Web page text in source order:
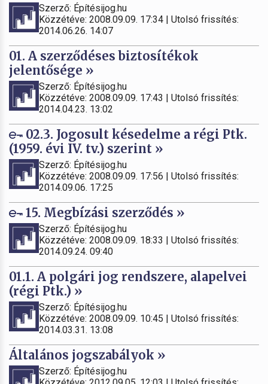
Szerző: Építésijog.hu
Közzétéve: 2008.09.09. 17:34 | Utolsó frissítés:
2014.06.26. 14:07
01. A szerződéses biztosítékok
jelentősége »
Szerző: Építésijog.hu
Közzétéve: 2008.09.09. 17:43 | Utolsó frissítés:
2014.04.23. 13:02
02.3. Jogosult késedelme a régi Ptk.
(1959. évi IV. tv.) szerint »
Szerző: Építésijog.hu
Közzétéve: 2008.09.09. 17:56 | Utolsó frissítés:
2014.09.06. 17:25
15. Megbízási szerződés »
Szerző: Építésijog.hu
Közzétéve: 2008.09.09. 18:33 | Utolsó frissítés:
2014.09.24. 09:40
01.1. A polgári jog rendszere, alapelvei
(régi Ptk.) »
Szerző: Építésijog.hu
Közzétéve: 2008.09.09. 10:45 | Utolsó frissítés:
2014.03.31. 13:08
Általános jogszabályok »
Szerző: Építésijog.hu